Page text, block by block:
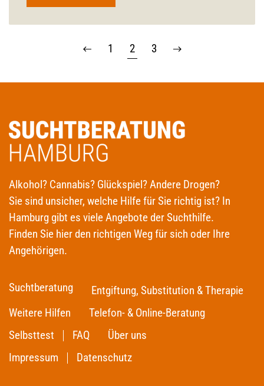
1 2 3
Alkohol? Cannabis? Glückspiel? Andere Drogen?
Sie sind unsicher, welche Hilfe für Sie richtig ist? In
Hamburg gibt es viele Angebote der Suchthilfe.
Finden Sie hier den richtigen Weg für sich oder Ihre
Angehörigen.
Suchtberatung
Entgiftung, Substitution & Therapie
Weitere Hilfen
Telefon- & Online-Beratung
Selbsttest
FAQ
Über uns
Impressum
Datenschutz